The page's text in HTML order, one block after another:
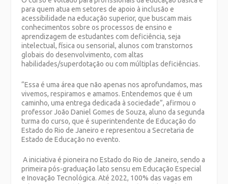
para quem atua em setores de apoio à inclusão e
acessibilidade na educação superior, que buscam mais
conhecimentos sobre os processos de ensino e
aprendizagem de estudantes com deficiência, seja
intelectual, física ou sensorial, alunos com transtornos
globais do desenvolvimento, com altas
habilidades/superdotação ou com múltiplas deficiências.
“Essa é uma área que não apenas nos aprofundamos, mas
vivemos, respiramos e amamos. Entendemos que é um
caminho, uma entrega dedicada à sociedade”, afirmou o
professor João Daniel Gomes de Souza, aluno da segunda
turma do curso, que é superintendente de Educação do
Estado do Rio de Janeiro e representou a Secretaria de
Estado de Educação no evento.
A iniciativa é pioneira no Estado do Rio de Janeiro, sendo a
primeira pós-graduação lato sensu em Educação Especial
e Inovação Tecnológica. Até 2022, 100% das vagas em